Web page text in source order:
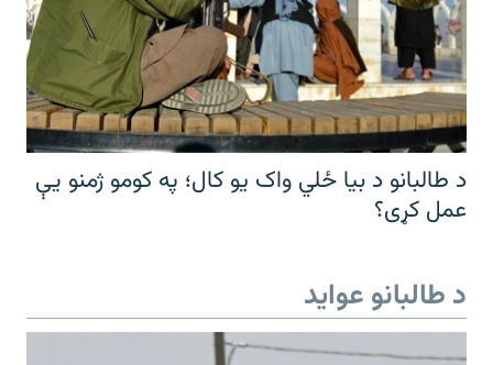
د طالبانو د بیا ځلي واک یو کال؛ په کومو ژمنو یې
عمل کړی؟
د طالبانو عواید